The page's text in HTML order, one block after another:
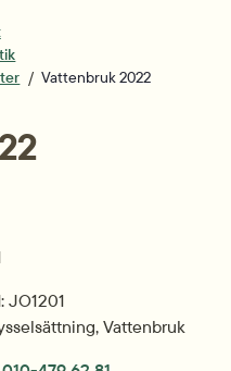
Vattenbruk 2022
JO1201
Vattenbruk